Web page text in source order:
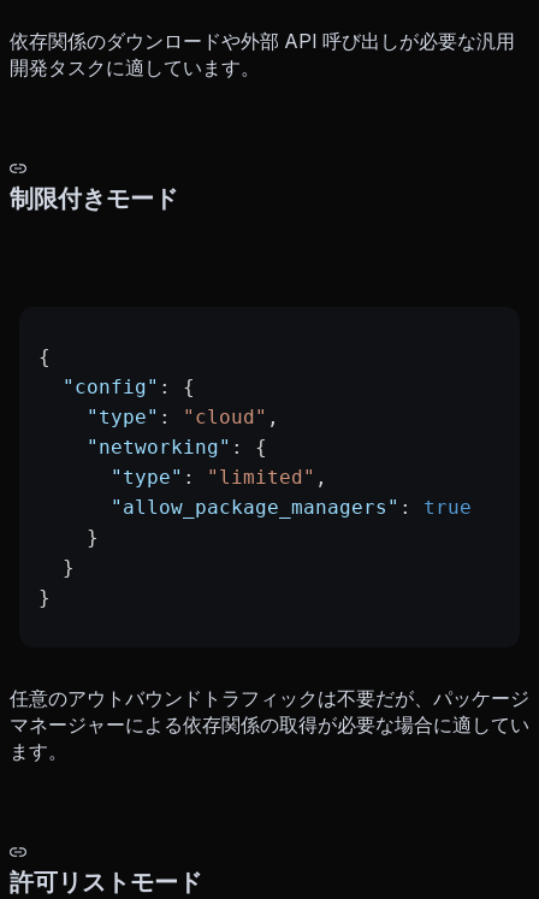
依存関係のダウンロードや外部 API 呼び出しが必要な汎用
開発タスクに適しています。
制限付きモード
{
  "config"
: {
    "type"
: "cloud" ,
    "networking"
: {
      "type"
: "limited" ,
      "allow_package_managers"
: true
    }
  }
}
任意のアウトバウンドトラフィックは不要だが、パッケージ
マネージャーによる依存関係の取得が必要な場合に適してい
ます。
許可リストモード